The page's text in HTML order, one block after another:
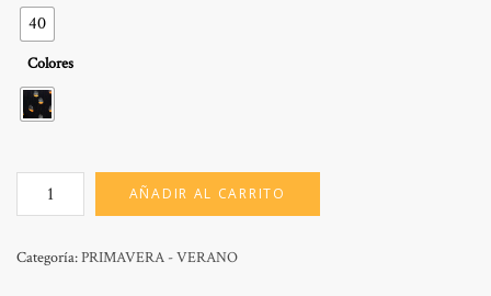
40
Colores
HEIDI
cantidad
AÑADIR AL CARRITO
Categoría:PRIMAVERA - VERANO